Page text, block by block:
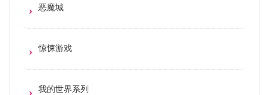
恶魔城
惊悚游戏
我的世界系列